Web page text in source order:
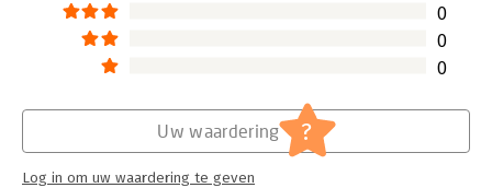
0
0
0
Uw waardering ?
Log in om uw waardering te geven